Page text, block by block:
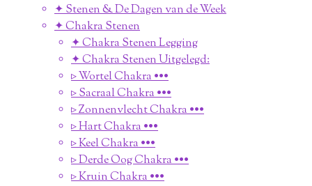
✦ Stenen & De Dagen van de Week
✦ Chakra Stenen
✦ Chakra Stenen Legging
✦ Chakra Stenen Uitgelegd:
▹ Wortel Chakra •••
▹ Sacraal Chakra •••
▹ Zonnenvlecht Chakra •••
▹ Hart Chakra •••
▹ Keel Chakra •••
▹ Derde Oog Chakra •••
▹ Kruin Chakra •••